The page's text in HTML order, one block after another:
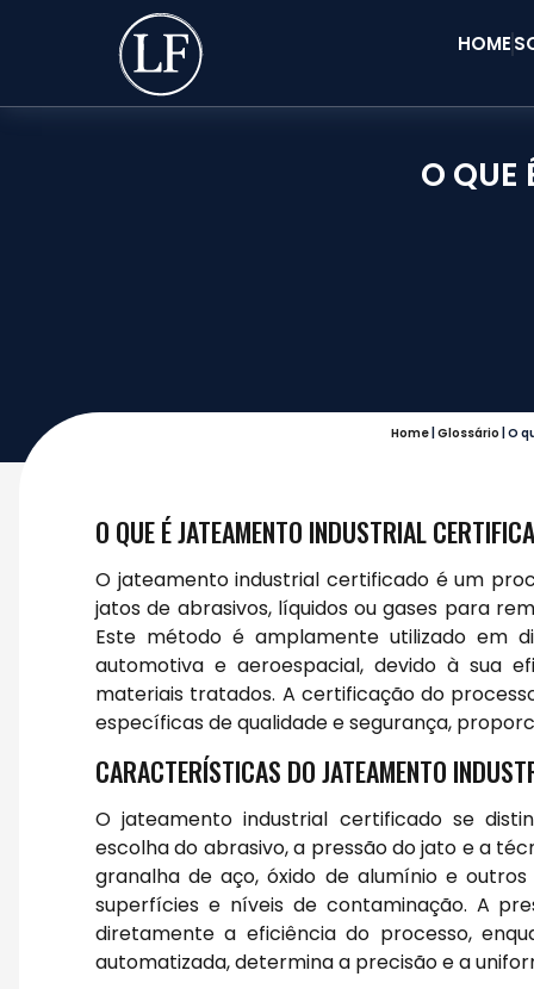
HOME
O QUE
Home| Glossário O
O QUE É JATEAMENTO INDUSTRIAL
O jateamento industrial certificado é um
jatos de abrasivos, líquidos ou gases para
Este método é amplamente utilizado em
automotiva e aeroespacial, devido à sua
materiais tratados. A certificação do
específicas de qualidade e segurança,
CARACTERÍSTICAS DO JATEAMENTO
O jateamento industrial certificado se
escolha do abrasivo, a pressão do jato e a
granalha de aço, óxido de alumínio e
superfícies e níveis de contaminação. A
diretamente a eficiência do processo,
automatizada, determina a precisão e a